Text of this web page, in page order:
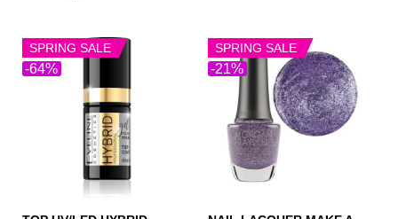
-64%
SPRING SALE
-21%
SPRING SALE